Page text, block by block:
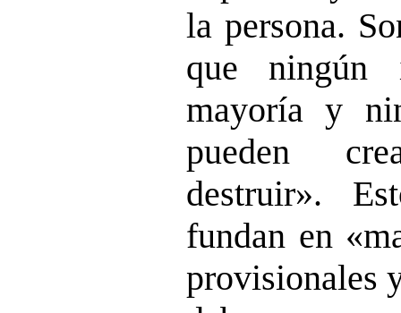
la persona.
que ningún
mayoría y
pueden
destruir».
fundan en
provisionales